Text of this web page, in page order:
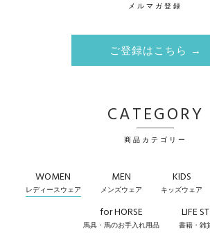
メルマガ登録
ご登録はこちら →
CATEGORY
商品カテゴリー
WOMEN
レディースウェア
MEN
メンズウェア
KIDS
キッズウェア
for HORSE
馬具・馬のお手入れ用品
LIFE
書籍・雑